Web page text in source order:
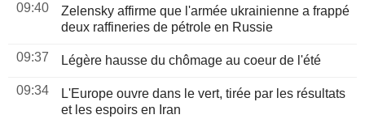
09:40
Zelensky affirme que l'armée ukrainienne a frappé
deux raffineries de pétrole en Russie
09:37 Légère hausse du chômage au coeur de l'été
09:34
L'Europe ouvre dans le vert, tirée par les résultats
et les espoirs en Iran